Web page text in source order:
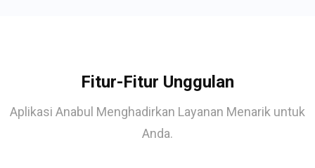
Fitur-Fitur Unggulan
Aplikasi Anabul Menghadirkan Layanan Menarik untuk
Anda.